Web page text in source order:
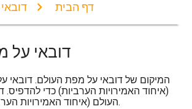
דף הבית
דובאי על
המיקום של דובאי על מפת העולם. דובאי
(איחוד האמירויות הערביות) כדי להדפיס.
העולם (איחוד האמירויות הערביות) להורדה.